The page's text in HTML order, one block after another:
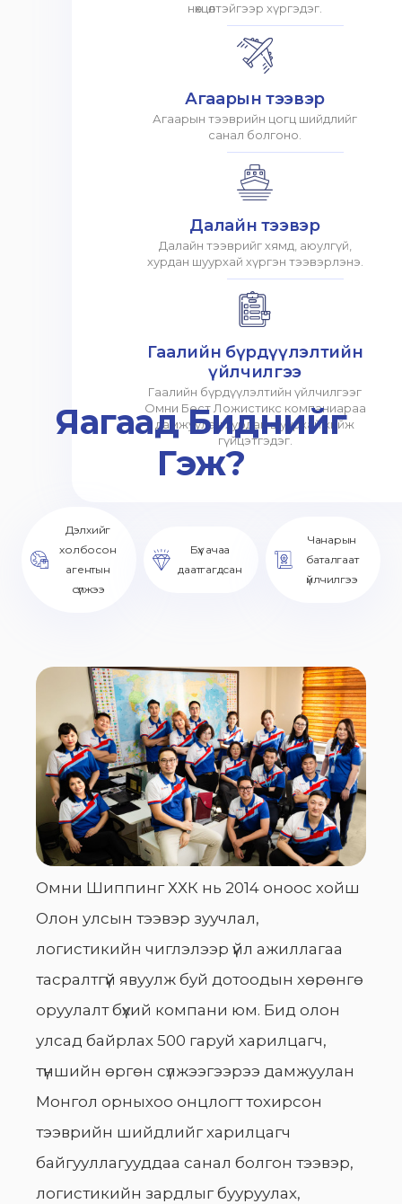
нөхцөлтэйгээр хүргэдэг.
Агаарын тээвэр
Агаарын тээврийн цогц шийдлийг
санал болгоно.
Далайн тээвэр
Далайн тээврийг хямд, аюулгүй,
хурдан шуурхай хүргэн тээвэрлэнэ.
Гаалийн бүрдүүлэлтийн
үйлчилгээ
Гаалийн бүрдүүлэлтийн үйлчилгээг
Омни Бест Ложистикс компаниараа
дамжуулан хурдан шуурхай хийж
гүйцэтгэдэг.
Яагаад Биднийг
Гэж?
Дэлхийг
холбосон
агентын
сүлжээ
Бүх ачаа
даатгагдсан
Чанарын
баталгаат
үйлчилгээ
Омни Шиппинг ХХК нь 2014 оноос хойш
Олон улсын тээвэр зуучлал,
логистикийн чиглэлээр үйл ажиллагаа
тасралтгүй явуулж буй дотоодын хөрөнгө
оруулалт бүхий компани юм. Бид олон
улсад байрлах 500 гаруй харилцагч,
түншийн өргөн сүлжээгээрээ дамжуулан
Монгол орныхоо онцлогт тохирсон
тээврийн шийдлийг харилцагч
байгууллагууддаа санал болгон тээвэр,
логистикийн зардлыг бууруулах,